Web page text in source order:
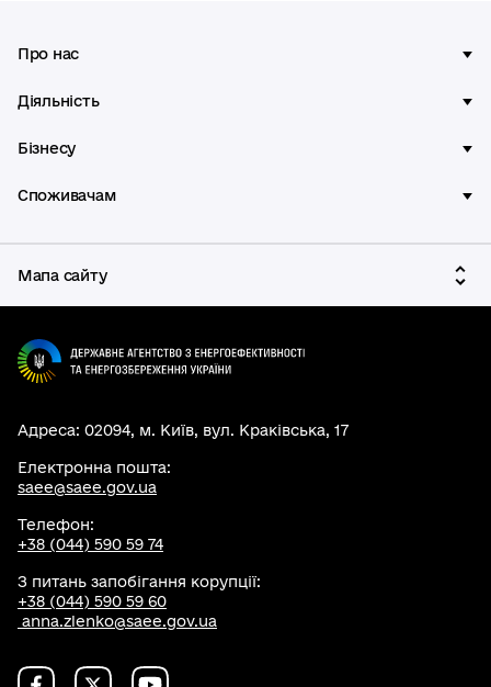
Про нас
Діяльність
Бізнесу
Споживачам
Мапа сайту
Адреса: 02094, м. Київ, вул. Краківська, 17
Електронна пошта:
saee@saee.gov.ua
Телефон:
+38 (044) 590 59 74
З питань запобігання корупції:
+38 (044) 590 59 60
anna.zlenko@saee.gov.ua